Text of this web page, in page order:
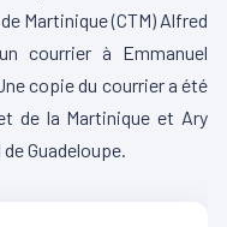
Martinique (CTM) Alfred
courrier à Emmanuel
copie du courrier a été
de la Martinique et Ary
Guadeloupe.